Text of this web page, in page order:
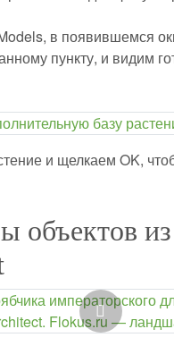
в появившемся
пункту, и видим
и щелкаем OK,
объектов